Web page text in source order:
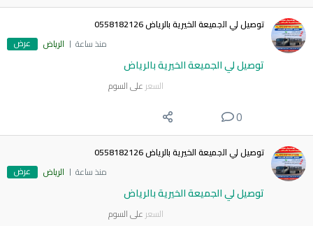
توصيل لي الجميعة الخيرية بالرياض 0558182126
منذ ساعة
الرياض عرض
توصيل لي الجميعة الخيرية بالرياض
السعر على السوم
0
توصيل لي الجميعة الخيرية بالرياض 0558182126
منذ ساعة
الرياض عرض
توصيل لي الجميعة الخيرية بالرياض
السعر على السوم